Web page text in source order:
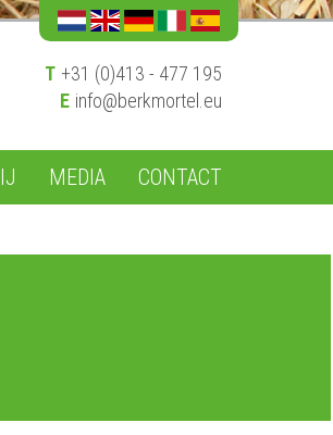
T +31 (0)413 - 477 195
E info@berkmortel.eu
MEDIA CONTACT